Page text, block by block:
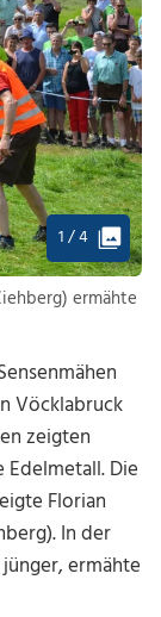
1 / 4
ermähte
Vöcklabruck
zeigten
Die
Florian
In der
jünger, ermähte